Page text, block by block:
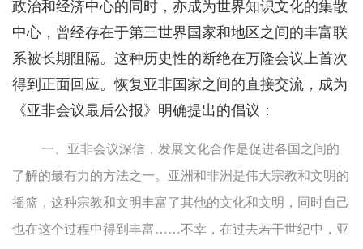
政治和经济中心的同时，亦成为世界知识文化的集散
中心，曾经存在于第三世界国家和地区之间的丰富联
系被长期阻隔。这种历史性的断绝在万隆会议上首次
得到正面回应。恢复亚非国家之间的直接交流，成为
《亚非会议最后公报》明确提出的倡议：
一、亚非会议深信，发展文化合作是促进各国之间的
了解的最有力的方法之一。亚洲和非洲是伟大宗教和文明的
摇篮，这种宗教和文明丰富了其他的文化和文明，同时自己
也在这个过程中得到丰富……不幸，在过去若干世纪中，亚